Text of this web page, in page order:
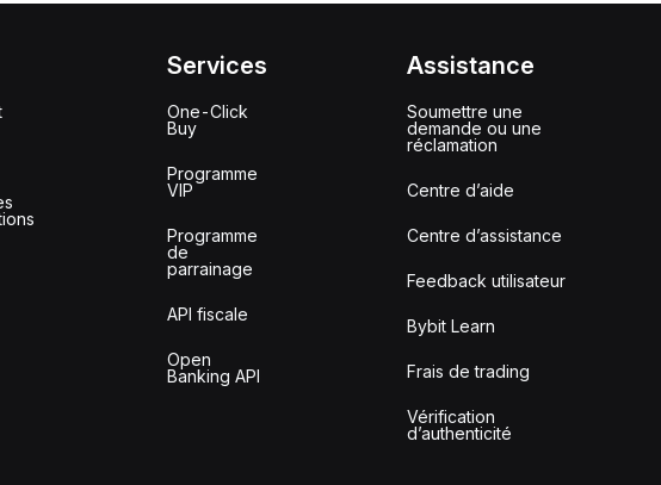
Services
One-Click
Buy
Programme
VIP
Programme
de
parrainage
API fiscale
Open
Banking API
Assistance
Soumettre une
demande ou une
réclamation
Centre d’aide
Centre d’assistance
Feedback utilisateur
Bybit Learn
Frais de trading
Vérification
d’authenticité